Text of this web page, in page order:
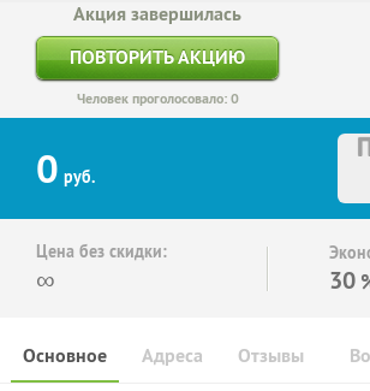
Акция завершилась
ПОВТОРИТЬ АКЦИЮ
Человек проголосовало: 0
0 руб.
Цена без скидки:
∞ 30
Основное Отзывы
Адреса